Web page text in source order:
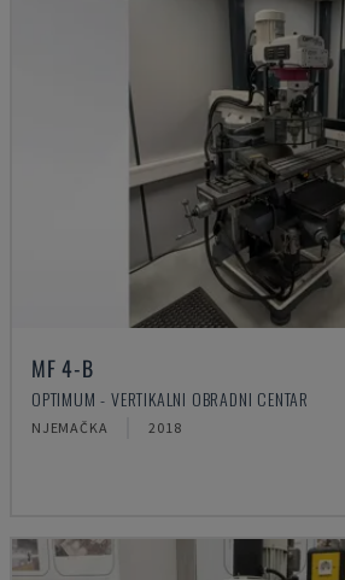
MF 4-B
OPTIMUM - VERTIKALNI OBRADNI CENTAR
NJEMAČKA 2018